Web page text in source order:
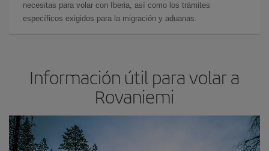
necesitas para volar con Iberia, así como los trámites
específicos exigidos para la migración y aduanas.
Información útil para volar a
Rovaniemi